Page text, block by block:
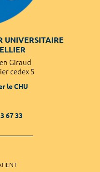
UNIVERSITAIRE
Giraud
cedex 5
le CHU
67 33